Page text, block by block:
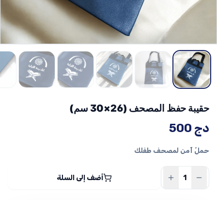
حقيبة حفظ المصحف (26×30 سم)
500 دج
حملٌ آمن لمصحف طفلك
أضف إلى السلة